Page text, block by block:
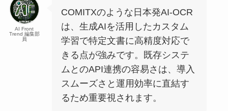
AI Front
Trend 編集部
員
COMITXのような日本発AI-OCR
は、生成AIを活用したカスタム
学習で特定文書に高精度対応で
きる点が強みです。既存システ
ムとのAPI連携の容易さは、導入
スムーズさと運用効率に直結す
るため重要視されます。